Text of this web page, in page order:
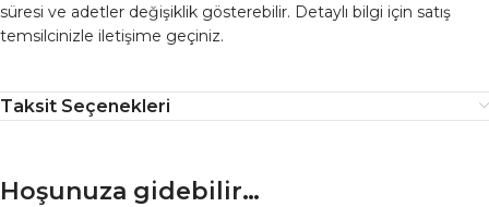
süresi ve adetler değişiklik gösterebilir. Detaylı bilgi için satış
temsilcinizle iletişime geçiniz.
Taksit Seçenekleri
Hoşunuza gidebilir…